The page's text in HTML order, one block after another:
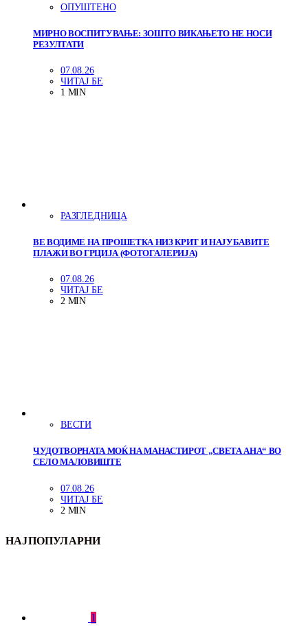
ОПУШТЕНО
МИРНО ВОСПИТУВАЊЕ: ЗОШТО ВИКАЊЕТО НЕ НОСИ
РЕЗУЛТАТИ
07.08.26
ЧИТАЈ БЕ
1 MIN
РАЗГЛЕДНИЦА
ВЕ ВОДИМЕ НА ПРОШЕТКА НИЗ КРИТ И НАЈУБАВИТЕ
ПЛАЖИ ВО ГРЦИЈА (ФОТОГАЛЕРИЈА)
07.08.26
ЧИТАЈ БЕ
2 MIN
ВЕСТИ
ЧУДОТВОРНАТА МОЌ НА МАНАСТИРОТ „СВЕТА АНА“ ВО
СЕЛО МАЛОВИШТЕ
07.08.26
ЧИТАЈ БЕ
2 MIN
НАЈПОПУЛАРНИ
1